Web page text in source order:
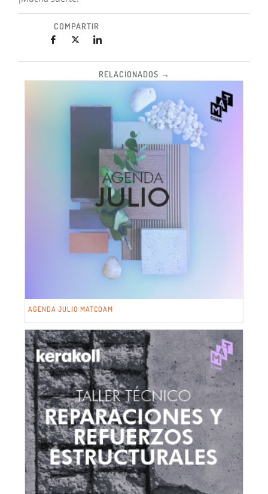
COMPARTIR
RELACIONADOS →
AGENDA JULIO MATCOAM